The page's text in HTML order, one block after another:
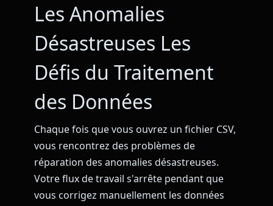
Les Anomalies
Désastreuses Les
Défis du Traitement
des Données
Chaque fois que vous ouvrez un fichier CSV,
vous rencontrez des problèmes de
réparation des anomalies désastreuses.
Votre flux de travail s'arrête pendant que
vous corrigez manuellement les données